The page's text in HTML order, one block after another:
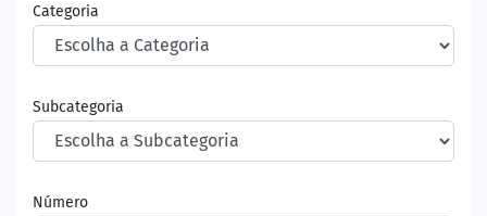
Categoria
Subcategoria
Número